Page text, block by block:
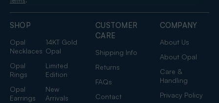
SHOP
Opal
Necklaces
14KT Gold
Opal
Opal
Rings
Limited
Edition
Opal
Earrings
New
Arrivals
CUSTOMER
CARE
Shipping Info
Returns
FAQs
Contact
COMPANY
About Us
About Opal
Care &
Handling
Privacy Policy